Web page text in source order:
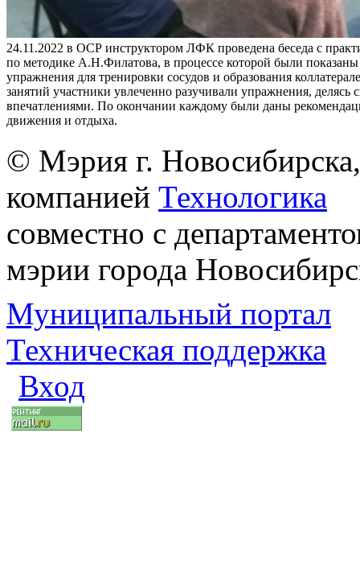
24.11.2022 в ОСР инструктором ЛФК проведена беседа с
по методике А.Н.Филатова, в процессе которой были
упражнения для тренировки сосудов и образования
занятий участники увлеченно разучивали упражнения, делясь
впечатлениями. По окончании каждому были даны
движения и отдыха.
© Мэрия г.
компанией Технологика
совместно с
мэрии города
Муниципальный портал
Техническая поддержка
Вход